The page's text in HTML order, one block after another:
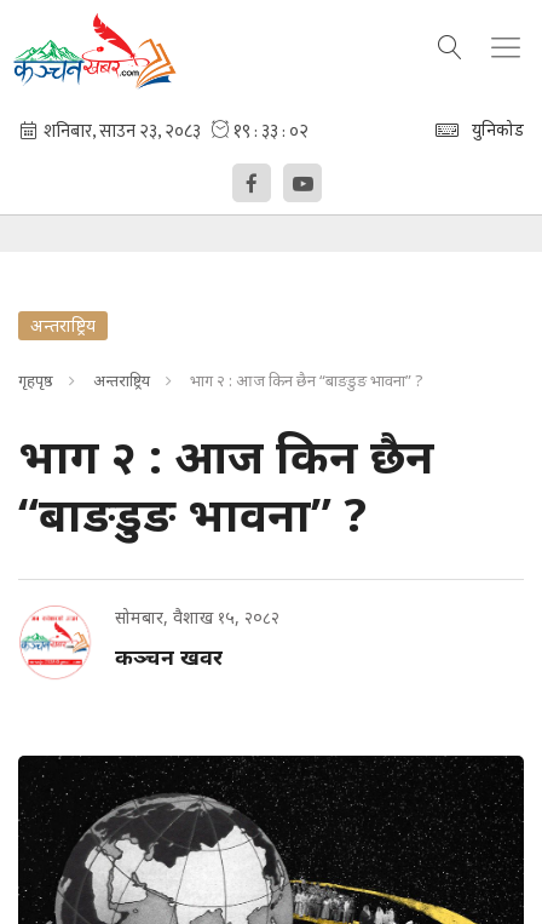
युनिकोड
अन्तराष्ट्रिय
गृहपृष्ठ अन्तराष्ट्रिय भाग २ : आज किन छैन “बाङडुङ भावना” ?
भाग २ : आज किन छैन
“बाङडुङ भावना” ?
सोमबार, वैशाख १५, २०८२
कञ्चन खवर